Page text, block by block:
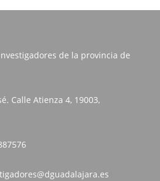
de la provincia de
Calle Atienza 4, 19003,